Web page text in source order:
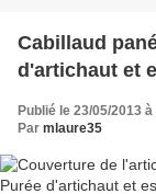
Cabillaud
d'artichaut et
Publié le 23/05/2013 à
Par mlaure35